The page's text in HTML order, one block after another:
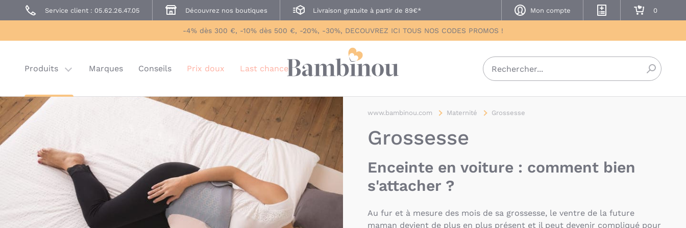
Service client : 05.62.26.47.05 Découvrez nos boutiques Livraison gratuite à partir de 89€* Mon compte
Mes listes de naissance
Mon panier
-4% dès 300 €, -10% dès 500 €, -20%, -30%, DECOUVREZ ICI TOUS NOS CODES PROMOS !
Produits
Prêt à Porter
Last chance
Marques Conseils Prix doux Last chance
www.bambinou.com Maternité Grossesse
Grossesse
Enceinte en voiture : comment bien
s'attacher ?
Au fur et à mesure des mois de sa grossesse, le ventre de la future
maman devient de plus en plus présent et il peut devenir compliqué pour